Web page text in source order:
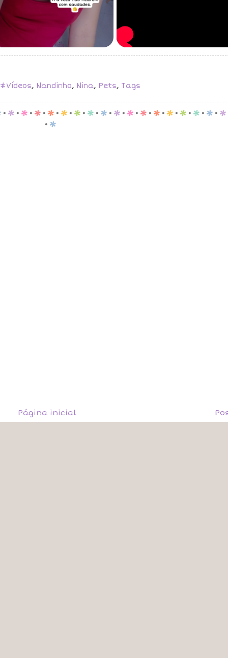
#Vídeos, Nandinho, Nina, Pets, Tags
. p . p . p . p . p . p . p . p . p . p . p . p . p . p . p . p . p
. p
Página inicial